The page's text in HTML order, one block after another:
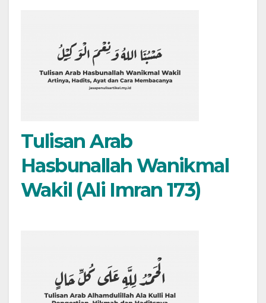
Tulisan Arab
Hasbunallah Wanikmal
Wakil (Ali Imran 173)